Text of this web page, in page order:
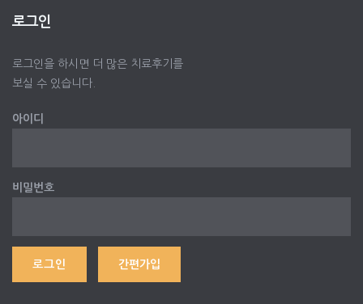
로그인
로그인을 하시면 더 많은 치료후기를
보실 수 있습니다.
아이디
비밀번호
간편가입